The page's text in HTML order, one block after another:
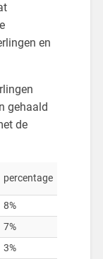
en
gehaald
de
percentage
8%
7%
3%